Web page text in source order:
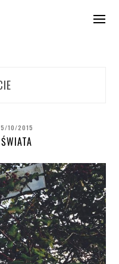
10/2015